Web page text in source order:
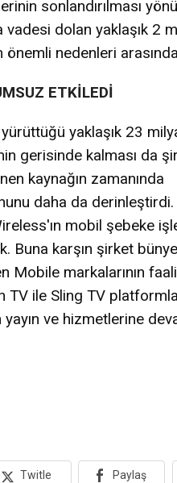
sonlandırılması
vadesi dolan yaklaşık 2
nedenleri
ETKİLEDİ
yaklaşık 23
gerisinde kalması da
kaynağın zamanında
daha da derinleştirdi.
mobil şebeke
Buna karşın şirket
Mobile markalarının
TV ile Sling TV
ve hizmetlerine
Twitle Paylaş